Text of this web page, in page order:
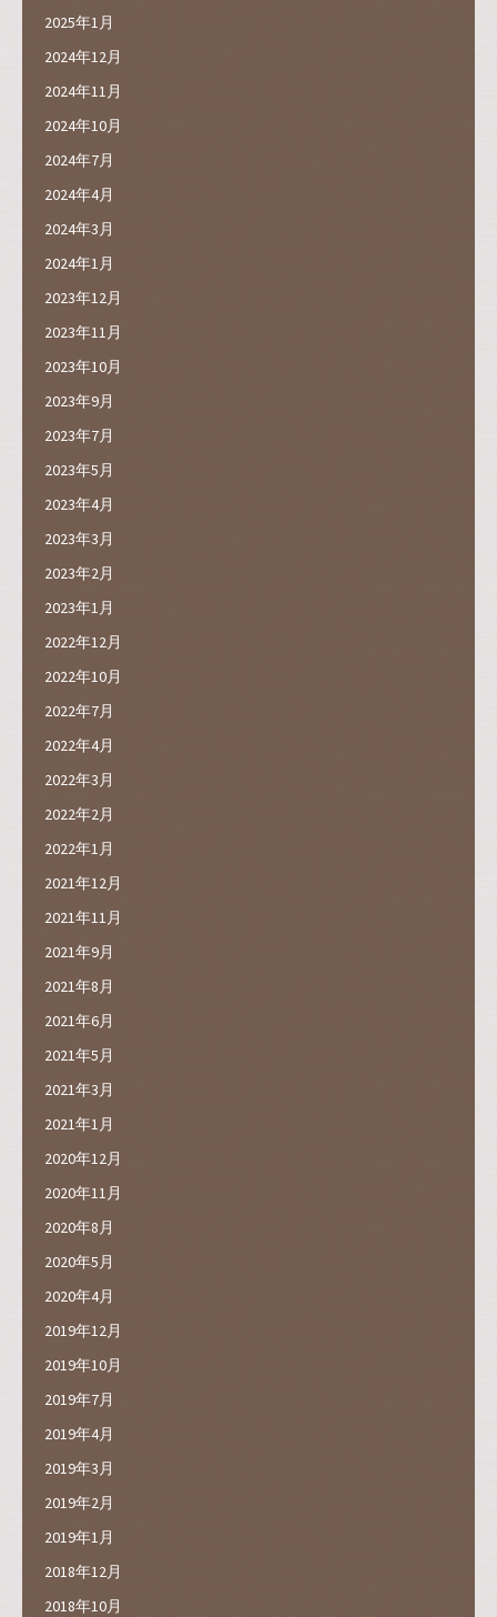
2025年1月
2024年12月
2024年11月
2024年10月
2024年7月
2024年4月
2024年3月
2024年1月
2023年12月
2023年11月
2023年10月
2023年9月
2023年7月
2023年5月
2023年4月
2023年3月
2023年2月
2023年1月
2022年12月
2022年10月
2022年7月
2022年4月
2022年3月
2022年2月
2022年1月
2021年12月
2021年11月
2021年9月
2021年8月
2021年6月
2021年5月
2021年3月
2021年1月
2020年12月
2020年11月
2020年8月
2020年5月
2020年4月
2019年12月
2019年10月
2019年7月
2019年4月
2019年3月
2019年2月
2019年1月
2018年12月
2018年10月